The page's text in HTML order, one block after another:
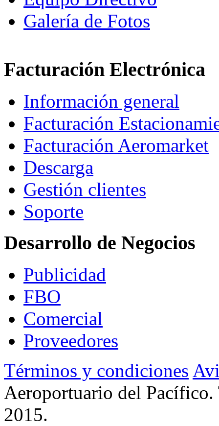
Galería de Fotos
Facturación Electrónica
Información general
Facturación
Facturación Aeromarket
Descarga
Gestión clientes
Soporte
Desarrollo de Negocios
Publicidad
FBO
Comercial
Proveedores
Términos y condiciones
Aeroportuario del Pacífico.
2015.